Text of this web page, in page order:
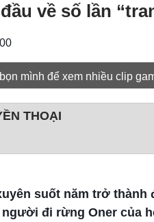
về số lần
mình để xem nhiều clip
THOẠI
suốt năm trở thành
đi rừng Oner của